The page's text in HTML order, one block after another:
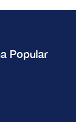
Popular